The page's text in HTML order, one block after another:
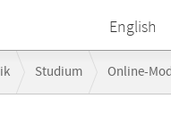
English
Studium Online-